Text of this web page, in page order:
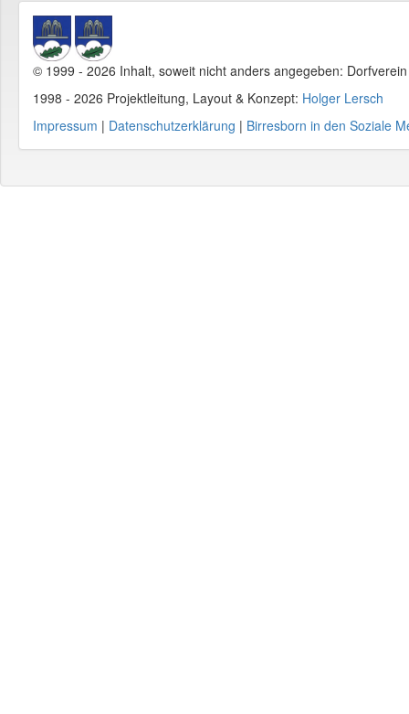
© 1999 - 2026 Inhalt, soweit nicht anders angegeben:
1998 - 2026 Projektleitung, Layout & Konzept: Holger Lersch
Impressum | Datenschutzerklärung | Birresborn in den Soziale